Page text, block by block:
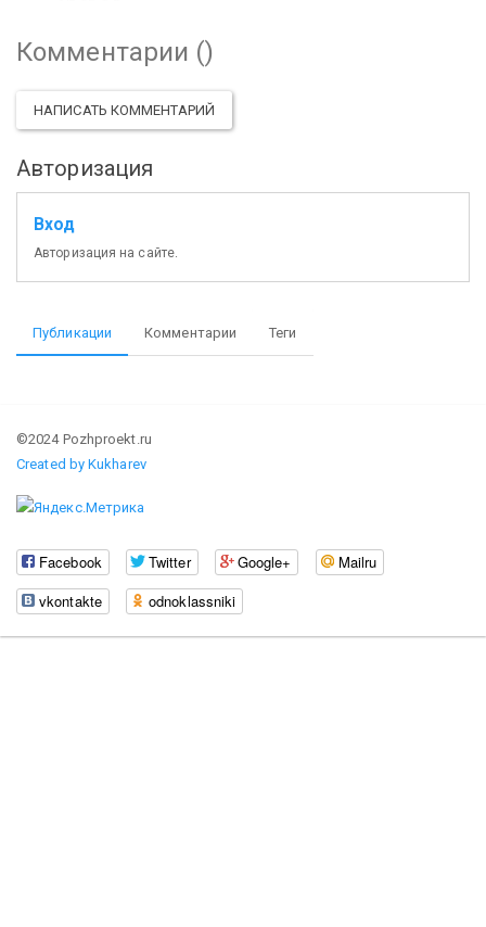
Комментарии ()
НАПИСАТЬ КОММЕНТАРИЙ
Авторизация
Вход
Авторизация на сайте.
Публикации Комментарии Теги
©2024 Pozhproekt.ru
Created by Kukharev
Facebook Twitter Google+
Mailru
vkontakte
odnoklassniki